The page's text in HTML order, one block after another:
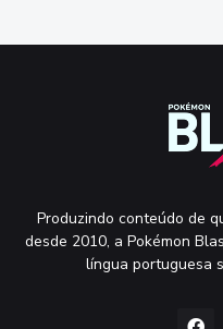
Produzindo conteúdo de
desde 2010, a Pokémon
língua portuguesa